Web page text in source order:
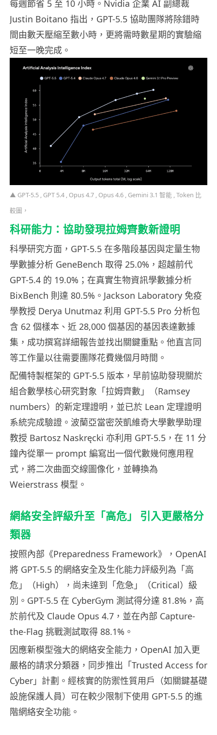
每週節省 5 至 10 小時。Nvidia 企業 AI 副總裁
Justin Boitano 指出，GPT-5.5 協助團隊將除錯時
間由數天壓縮至數小時，更將需時數星期的實驗縮
短至一晚完成。
▲ GPT-5.5 , GPT 5.4 , Opus 4.7 , Opus 4.6 , Gemini 3.1 智能 , Token 比
較圖，
科研能力：協助發現拉姆齊數新證明
科學研究方面，GPT-5.5 在多階段基因與定量生物
學數據分析 GeneBench 取得 25.0%，超越前代
GPT-5.4 的 19.0%；在真實生物資訊學數據分析
BixBench 則達 80.5%。Jackson Laboratory 免疫
學教授 Derya Unutmaz 利用 GPT-5.5 Pro 分析包
含 62 個樣本、近 28,000 個基因的基因表達數據
集，成功撰寫詳細報告並找出關鍵重點。他直言同
等工作量以往需要團隊花費幾個月時間。
配備特製框架的 GPT-5.5 版本，早前協助發現關於
組合數學核心研究對象「拉姆齊數」（Ramsey
numbers）的新定理證明，並已於 Lean 定理證明
系統完成驗證。波蘭亞當密茨凱維奇大學數學助理
教授 Bartosz Naskręcki 亦利用 GPT-5.5，在 11 分
鐘內從單一 prompt 編寫出一個代數幾何應用程
式，將二次曲面交線圖像化，並轉換為
Weierstrass 模型。
網絡安全評級升至「高危」 引入更嚴格分
類器
按照內部《Preparedness Framework》，OpenAI
將 GPT-5.5 的網絡安全及生化能力評級列為「高
危」（High），尚未達到「危急」（Critical）級
別。GPT-5.5 在 CyberGym 測試得分達 81.8%，高
於前代及 Claude Opus 4.7，並在內部 Capture-
the-Flag 挑戰測試取得 88.1%。
因應新模型強大的網絡安全能力，OpenAI 加入更
嚴格的請求分類器，同步推出「Trusted Access for
Cyber」計劃。經核實的防禦性質用戶（如關鍵基礎
設施保護人員）可在較少限制下使用 GPT-5.5 的進
階網絡安全功能。